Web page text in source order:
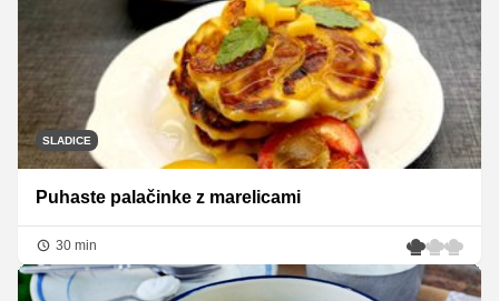
SLADICE
Puhaste palačinke z marelicami
30 min